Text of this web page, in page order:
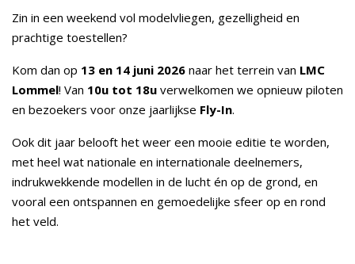
Zin in een weekend vol modelvliegen, gezelligheid en
prachtige toestellen?
Kom dan op 13 en 14 juni 2026 naar het terrein van LMC
Lommel! Van 10u tot 18u verwelkomen we opnieuw piloten
en bezoekers voor onze jaarlijkse Fly-In.
Ook dit jaar belooft het weer een mooie editie te worden,
met heel wat nationale en internationale deelnemers,
indrukwekkende modellen in de lucht én op de grond, en
vooral een ontspannen en gemoedelijke sfeer op en rond
het veld.